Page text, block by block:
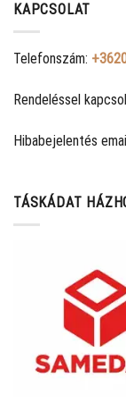
KAPCSOLAT
Telefonszám:
Rendeléssel
Hibabejelentés
TÁSKÁDAT